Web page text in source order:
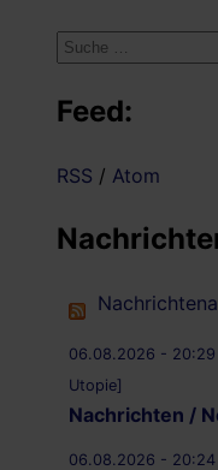
Suche
Feed:
RSS / Atom
06.08.2026 - 20:29
Utopie]
Nachrichten /
06.08.2026 - 20:24